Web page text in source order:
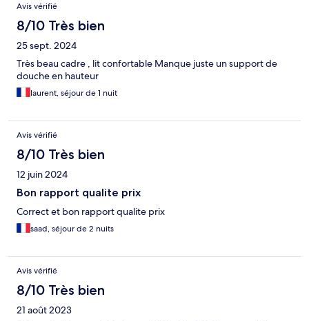
Avis vérifié
8/10 Très bien
25 sept. 2024
Très beau cadre , lit confortable Manque juste un support de
douche en hauteur
laurent, séjour de 1 nuit
Avis vérifié
8/10 Très bien
12 juin 2024
Bon rapport qualite prix
Correct et bon rapport qualite prix
saad, séjour de 2 nuits
Avis vérifié
8/10 Très bien
21 août 2023